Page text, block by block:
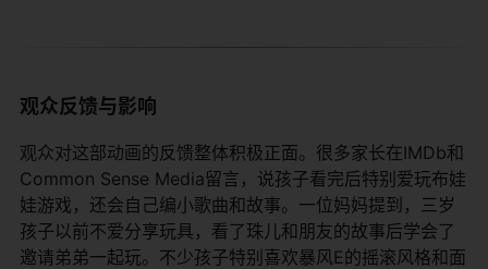
观众反馈与影响
观众对这部动画的反馈整体积极正面。很多家长在IMDb和
Common Sense Media留言，说孩子看完后特别爱玩布娃
娃游戏，还会自己编小歌曲和故事。一位妈妈提到，三岁
孩子以前不爱分享玩具，看了珠儿和朋友的故事后学会了
邀请弟弟一起玩。不少孩子特别喜欢暴风E的摇滚风格和面